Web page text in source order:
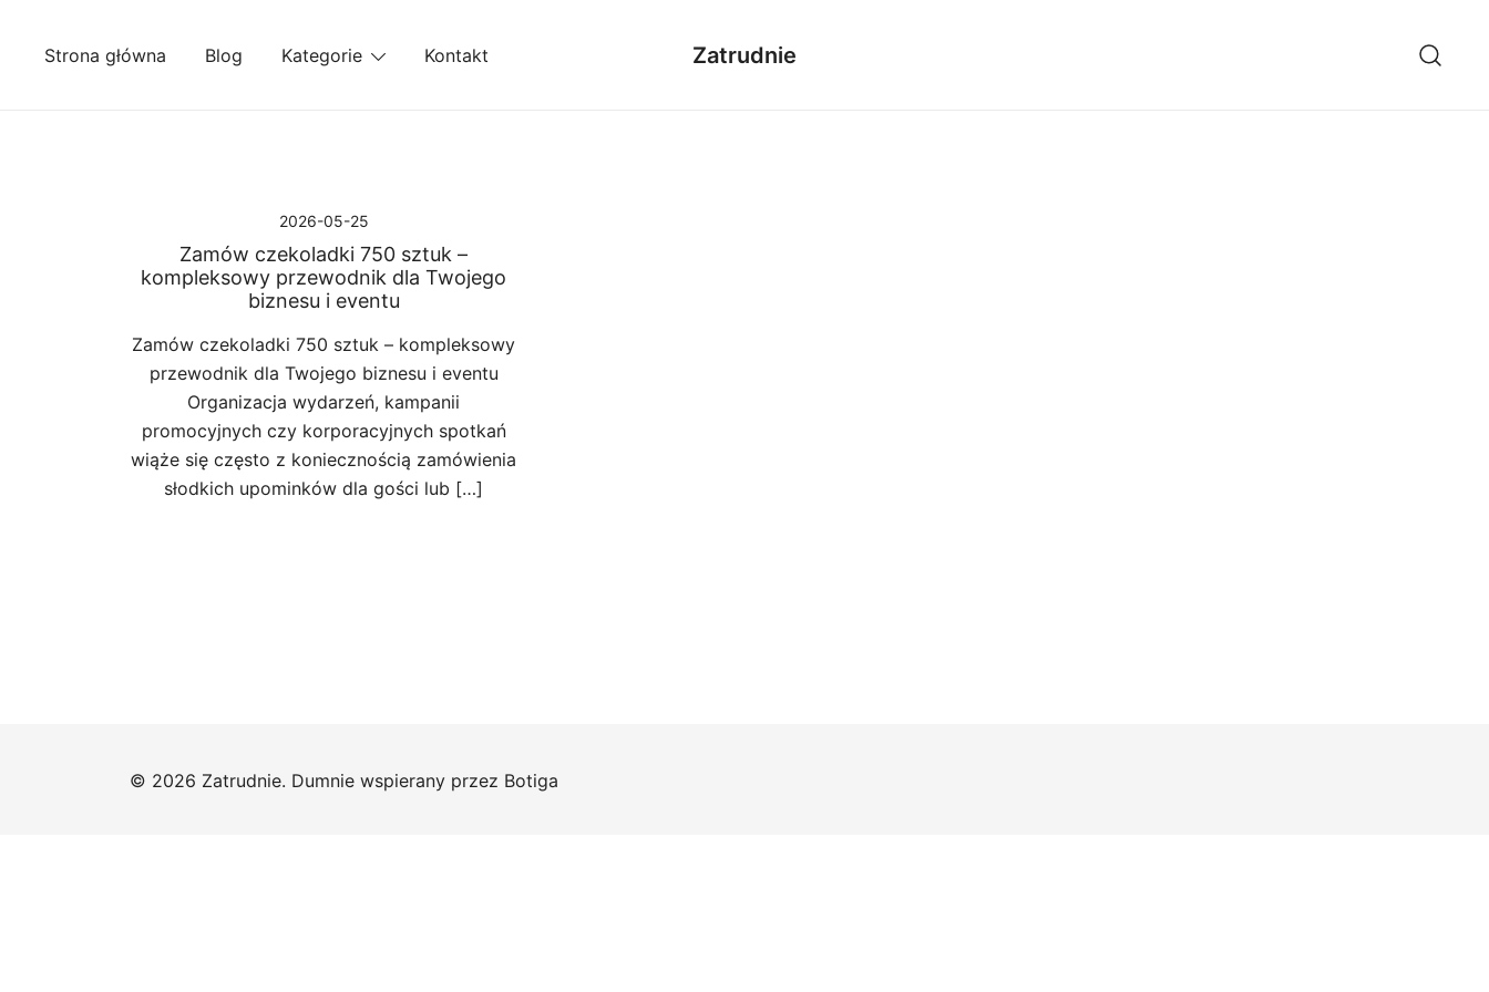
Strona główna Blog Kategorie Kontakt Zatrudnie
2026-05-25
Zamów czekoladki 750 sztuk –
kompleksowy przewodnik dla Twojego
biznesu i eventu
Zamów czekoladki 750 sztuk – kompleksowy
przewodnik dla Twojego biznesu i eventu
Organizacja wydarzeń, kampanii
promocyjnych czy korporacyjnych spotkań
wiąże się często z koniecznością zamówienia
słodkich upominków dla gości lub […]
© 2026 Zatrudnie. Dumnie wspierany przez Botiga